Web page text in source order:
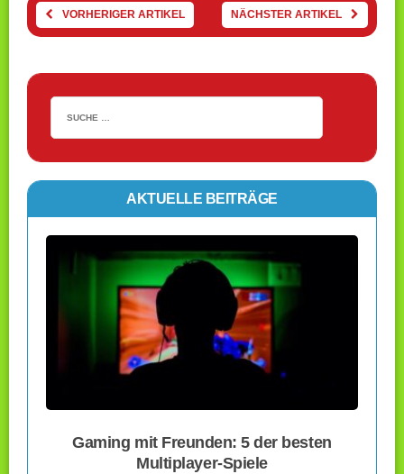
VORHERIGER ARTIKEL NÄCHSTER ARTIKEL
AKTUELLE BEITRÄGE
Gaming mit Freunden: 5 der besten
Multiplayer-Spiele